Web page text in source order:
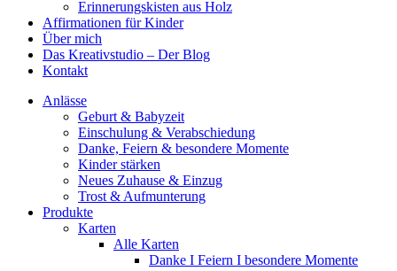
Erinnerungskisten aus Holz
Affirmationen für Kinder
Über mich
Das Kreativstudio – Der Blog
Kontakt
Anlässe
Geburt & Babyzeit
Einschulung & Verabschiedung
Danke, Feiern & besondere Momente
Kinder stärken
Neues Zuhause & Einzug
Trost & Aufmunterung
Produkte
Karten
Alle Karten
Danke I Feiern I besondere Momente